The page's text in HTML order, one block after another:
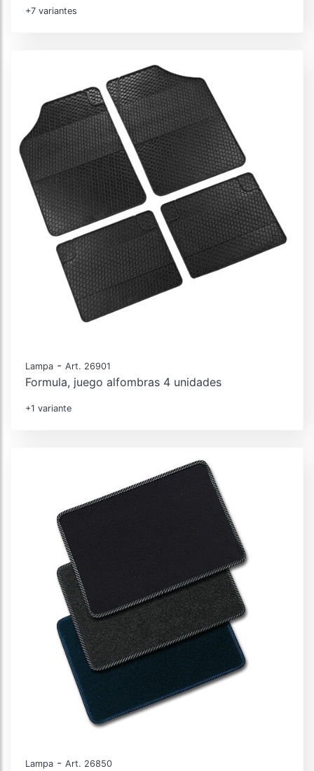
+7 variantes
Lampa - Art. 26901
Formula, juego alfombras 4 unidades
+1 variante
Lampa - Art. 26850